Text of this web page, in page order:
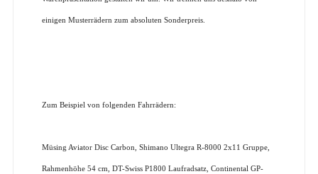
einigen Musterrädern zum absoluten Sonderpreis.
Zum Beispiel von folgenden Fahrrädern:
Müsing Aviator Disc Carbon, Shimano Ultegra R-8000 2x11 Gruppe,
Rahmenhöhe 54 cm, DT-Swiss P1800 Laufradsatz, Continental GP-